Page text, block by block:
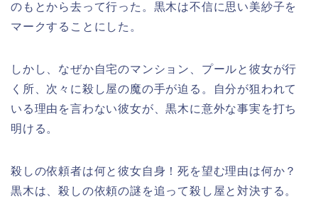
のもとから去って行った。黒木は不信に思い美紗子を
マークすることにした。
しかし、なぜか自宅のマンション、プールと彼女が行
く所、次々に殺し屋の魔の手が迫る。自分が狙われて
いる理由を言わない彼女が、黒木に意外な事実を打ち
明ける。
殺しの依頼者は何と彼女自身！死を望む理由は何か？
黒木は、殺しの依頼の謎を追って殺し屋と対決する。